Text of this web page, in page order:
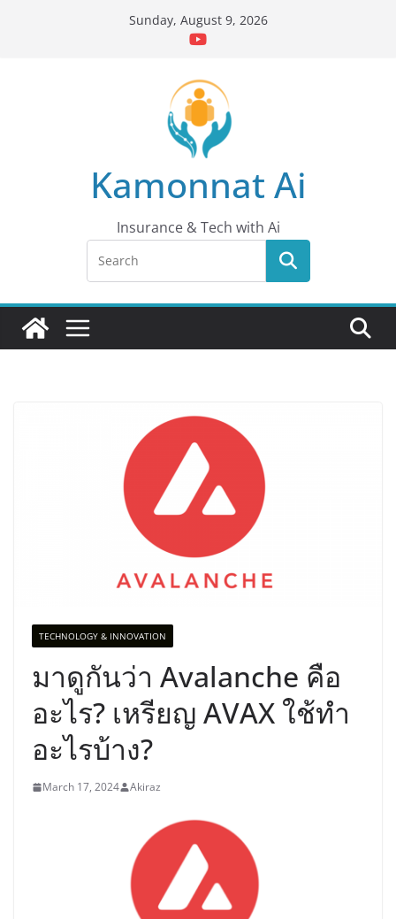
Sunday, August 9, 2026
Kamonnat Ai
Insurance & Tech with Ai
TECHNOLOGY & INNOVATION
มาดูกันว่า Avalanche คือ
อะไร? เหรียญ AVAX ใช้ทำ
อะไรบ้าง?
March 17, 2024 Akiraz